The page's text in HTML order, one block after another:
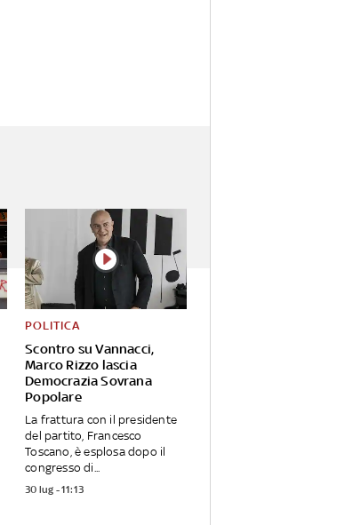
Scontro su Vannacci,
Marco Rizzo lascia
Democrazia Sovrana
Popolare
POLITICA
La frattura con il presidente
del partito, Francesco
Toscano, è esplosa dopo il
congresso di...
30 lug - 11:13